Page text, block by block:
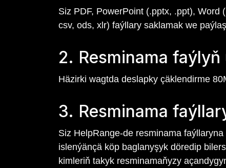
Siz PDF, PowerPoint (.pptx, .ppt),
csv, ods, xlr) faýllary saklamak we
2. Resminama
Häzirki wagtda deslapky çäklendirme
3. Resminama
Siz HelpRange-de resminama
islenýänçä köp baglanyşyk döredip
kimleriň takyk resminamaňyzy